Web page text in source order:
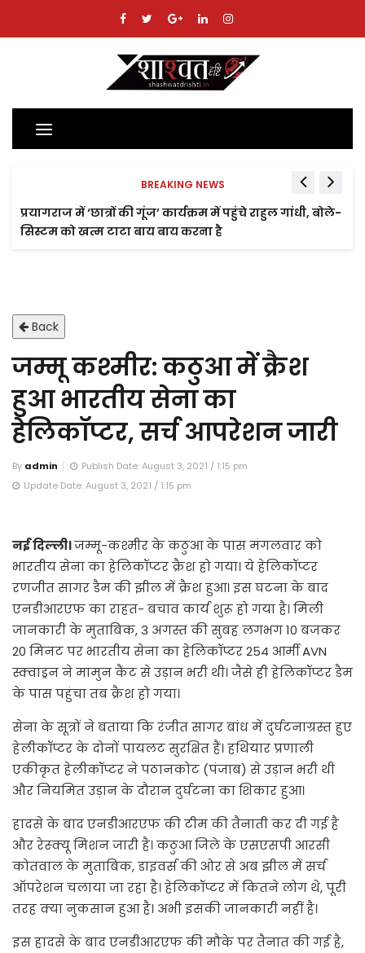
Toggle
navigation
BREAKING NEWS
प्रयागराज में ‘छात्रों की गूंज’ कार्यक्रम में पहुंचे राहुल गांधी, बोले-
सिस्टम को खत्म टाटा बाय बाय करना है
Back
जम्मू कश्मीर: कठुआ में क्रैश
हुआ भारतीय सेना का
हेलिकॉप्टर, सर्च आपरेशन जारी
By admin
Publish Date: August 3, 2021 / 1:15 pm
Update Date: August 3, 2021 / 1:15 pm
नई दिल्ली।जम्मू-कश्मीर के कठुआ के पास मंगलवार को
भारतीय सेना का हेलिकॉप्टर क्रैश हो गया। ये हेलिकॉप्टर
रणजीत सागर डैम की झील में क्रैश हुआ। इस घटना के बाद
एनडीआरएफ का राहत- बचाव कार्य शुरू हो गया है। मिली
जानकारी के मुताबिक, 3 अगस्त की सुबह लगभग 10 बजकर
20 मिनट पर भारतीय सेना का हेलिकॉप्टर 254 आर्मी AVN
स्क्वाड्रन ने मामुन कैंट से उड़ान भरी थी। जैसे ही हेलिकॉप्टर डैम
के पास पहुंचा तब क्रैश हो गया।
सेना के सूत्रों ने बताया कि रंजीत सागर बांध में दुर्घटनाग्रस्त हुए
हेलीकॉप्टर के दोनों पायलट सुरक्षित हैं। हथियार प्रणाली
एकीकृत हेलीकॉप्टर ने पठानकोट (पंजाब) से उड़ान भरी थी
और नियमित उड़ान के दौरान दुर्घटना का शिकार हुआ।
हादसे के बाद एनडीआरएफ की टीम की तैनाती कर दी गई है
और रेस्क्यू मिशन जारी है। कठुआ जिले के एसएसपी आरसी
कोतवाल के मुताबिक, डाइवर्स की ओर से अब झील में सर्च
ऑपरेशन चलाया जा रहा है। हेलिकॉप्टर में कितने लोग थे, पूरी
तरह क्या नुकसान हुआ है। अभी इसकी जानकारी नहीं है।
इस हादसे के बाद एनडीआरएफ की मौके पर तैनात की गई है,